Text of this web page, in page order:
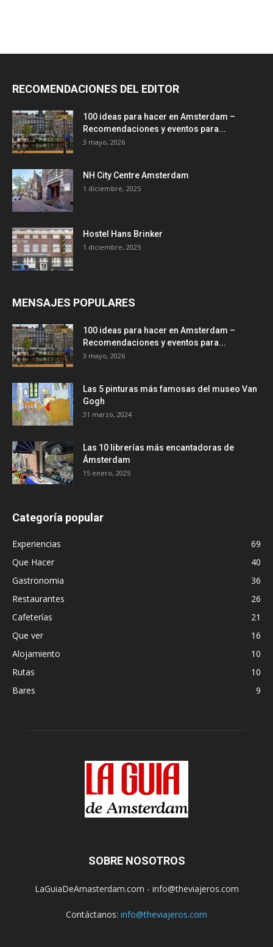
RECOMENDACIONES DEL EDITOR
100 ideas para hacer en Amsterdam –
Recomendaciones y eventos para...
3 mayo, 2026
NH City Centre Amsterdam
1 diciembre, 2025
Hostel Hans Brinker
1 diciembre, 2025
MENSAJES POPULARES
100 ideas para hacer en Amsterdam –
Recomendaciones y eventos para...
3 mayo, 2026
Las 5 pinturas más famosas del museo Van
Gogh
31 marzo, 2024
Las 10 librerías más encantadoras de
Ámsterdam
15 enero, 2025
Categoría popular
Experiencias
69
Que Hacer
40
Gastronomia
36
Restaurantes
26
Cafeterías
21
Que ver
16
Alojamiento
10
Rutas
10
Bares
9
SOBRE NOSOTROS
LaGuiaDeAmasterdam.com - info@theviajeros.com
Contáctanos: info@theviajeros.com